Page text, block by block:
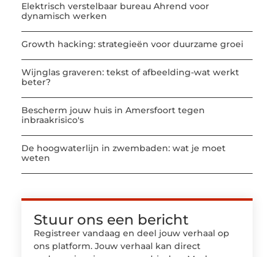
Elektrisch verstelbaar bureau Ahrend voor
dynamisch werken
Growth hacking: strategieën voor duurzame groei
Wijnglas graveren: tekst of afbeelding-wat werkt
beter?
Bescherm jouw huis in Amersfoort tegen
inbraakrisico's
De hoogwaterlijn in zwembaden: wat je moet
weten
Stuur ons een bericht
Registreer vandaag en deel jouw verhaal op
ons platform. Jouw verhaal kan direct